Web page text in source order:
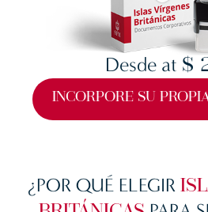
Desde at $
INCORPORE SU
¿POR QUÉ ELEGIR